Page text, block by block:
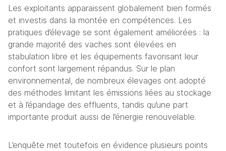
Les exploitants apparaissent globalement bien formés
et investis dans la montée en compétences. Les
pratiques d’élevage se sont également améliorées : la
grande majorité des vaches sont élevées en
stabulation libre et les équipements favorisant leur
confort sont largement répandus. Sur le plan
environnemental, de nombreux élevages ont adopté
des méthodes limitant les émissions liées au stockage
et à l’épandage des effluents, tandis qu’une part
importante produit aussi de l’énergie renouvelable.
L’enquête met toutefois en évidence plusieurs points